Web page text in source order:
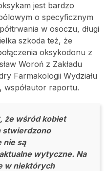
jest bardzo
o specyficznym
w osoczu, długi
szkoda też, że
oksykodonu z
Woroń z Zakładu
Farmakologii Wydziału
współautor raportu.
że wśród kobiet
stwierdzono
nie są
wytyczne. Na
w niektórych